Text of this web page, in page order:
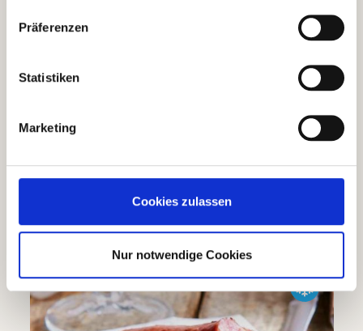
Präferenzen
Statistiken
Marketing
Cookies zulassen
Nur notwendige Cookies
Durchschnittliche Bewertung von 4.6 von 5 Sternen
Ciabatta mit Kräutern